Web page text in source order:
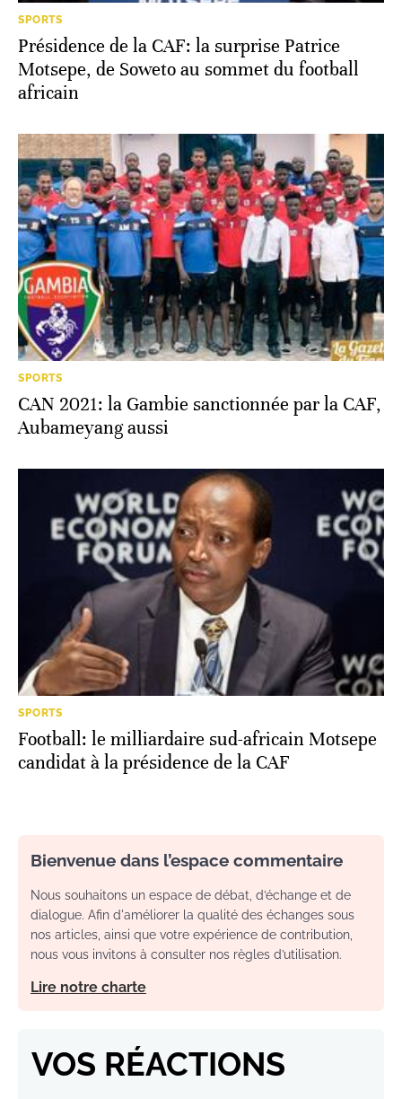
SPORTS
Présidence de la CAF: la surprise Patrice
Motsepe, de Soweto au sommet du football
africain
SPORTS
CAN 2021: la Gambie sanctionnée par la CAF,
Aubameyang aussi
SPORTS
Football: le milliardaire sud-africain Motsepe
candidat à la présidence de la CAF
Bienvenue dans l’espace commentaire
Nous souhaitons un espace de débat, d’échange et de
dialogue. Afin d'améliorer la qualité des échanges sous
nos articles, ainsi que votre expérience de contribution,
nous vous invitons à consulter nos règles d’utilisation.
Lire notre charte
VOS RÉACTIONS